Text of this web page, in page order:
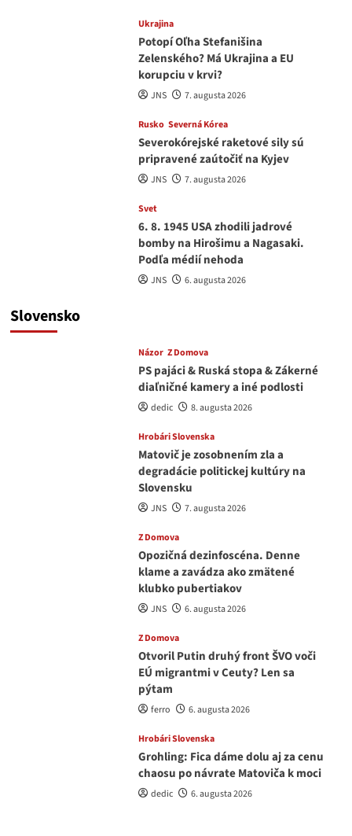
Ukrajina
Potopí Oľha Stefanišina
Zelenského? Má Ukrajina a EU
korupciu v krvi?
JNS 7. augusta 2026
Rusko Severná Kórea
Severokórejské raketové sily sú
pripravené zaútočiť na Kyjev
JNS 7. augusta 2026
Svet
6. 8. 1945 USA zhodili jadrové
bomby na Hirošimu a Nagasaki.
Podľa médií nehoda
JNS 6. augusta 2026
Slovensko
Názor Z Domova
PS pajáci & Ruská stopa & Zákerné
diaľničné kamery a iné podlosti
dedic 8. augusta 2026
Hrobári Slovenska
Matovič je zosobnením zla a
degradácie politickej kultúry na
Slovensku
JNS 7. augusta 2026
Z Domova
Opozičná dezinfoscéna. Denne
klame a zavádza ako zmätené
klubko pubertiakov
JNS 6. augusta 2026
Z Domova
Otvoril Putin druhý front ŠVO voči
EÚ migrantmi v Ceuty? Len sa
pýtam
ferro 6. augusta 2026
Hrobári Slovenska
Grohling: Fica dáme dolu aj za cenu
chaosu po návrate Matoviča k moci
dedic 6. augusta 2026